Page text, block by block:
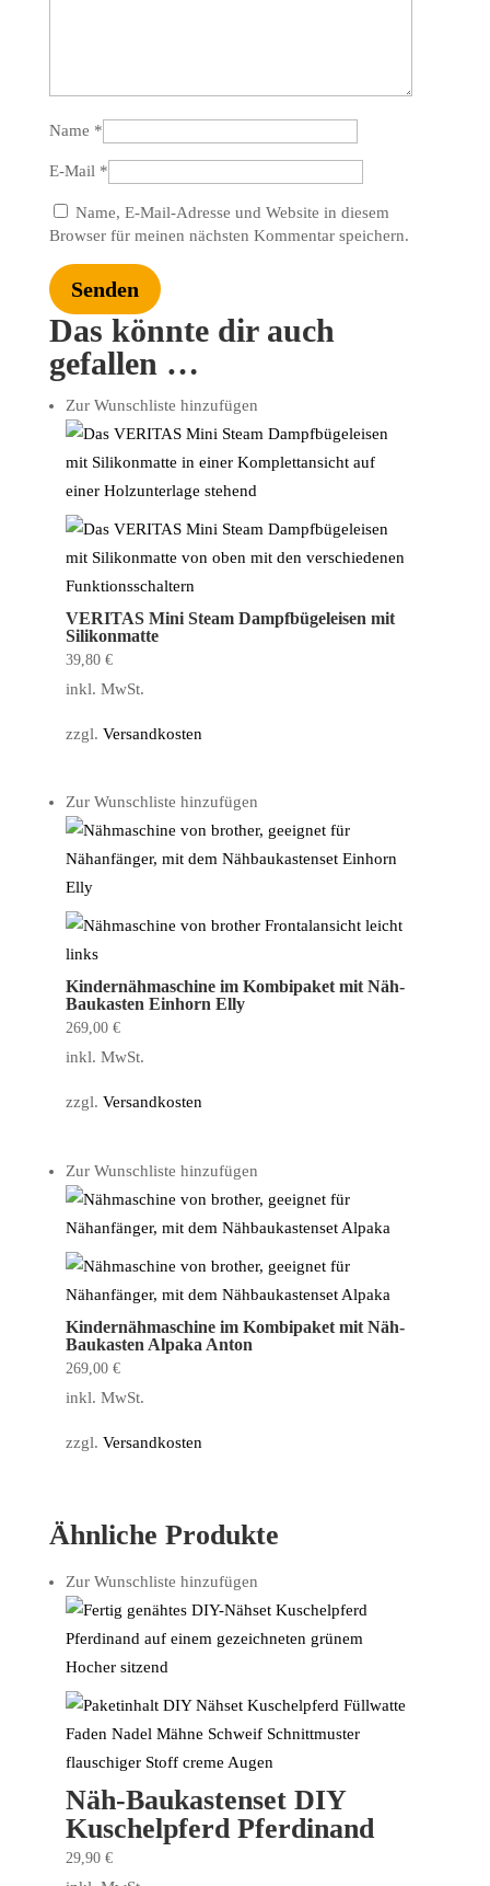
Name *
E-Mail *
Name, E-Mail-Adresse und Website in diesem
Browser für meinen nächsten Kommentar speichern.
Das könnte dir auch
gefallen …
Zur Wunschliste hinzufügen
VERITAS Mini Steam Dampfbügeleisen mit
Silikonmatte
39,80 €
inkl. MwSt.
zzgl. Versandkosten
Zur Wunschliste hinzufügen
Kindernähmaschine im Kombipaket mit Näh-
Baukasten Einhorn Elly
269,00 €
inkl. MwSt.
zzgl. Versandkosten
Zur Wunschliste hinzufügen
Kindernähmaschine im Kombipaket mit Näh-
Baukasten Alpaka Anton
269,00 €
inkl. MwSt.
zzgl. Versandkosten
Ähnliche Produkte
Zur Wunschliste hinzufügen
Näh-Baukastenset DIY
Kuschelpferd Pferdinand
29,90 €